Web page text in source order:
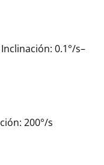
0.1°/s–
200°/s